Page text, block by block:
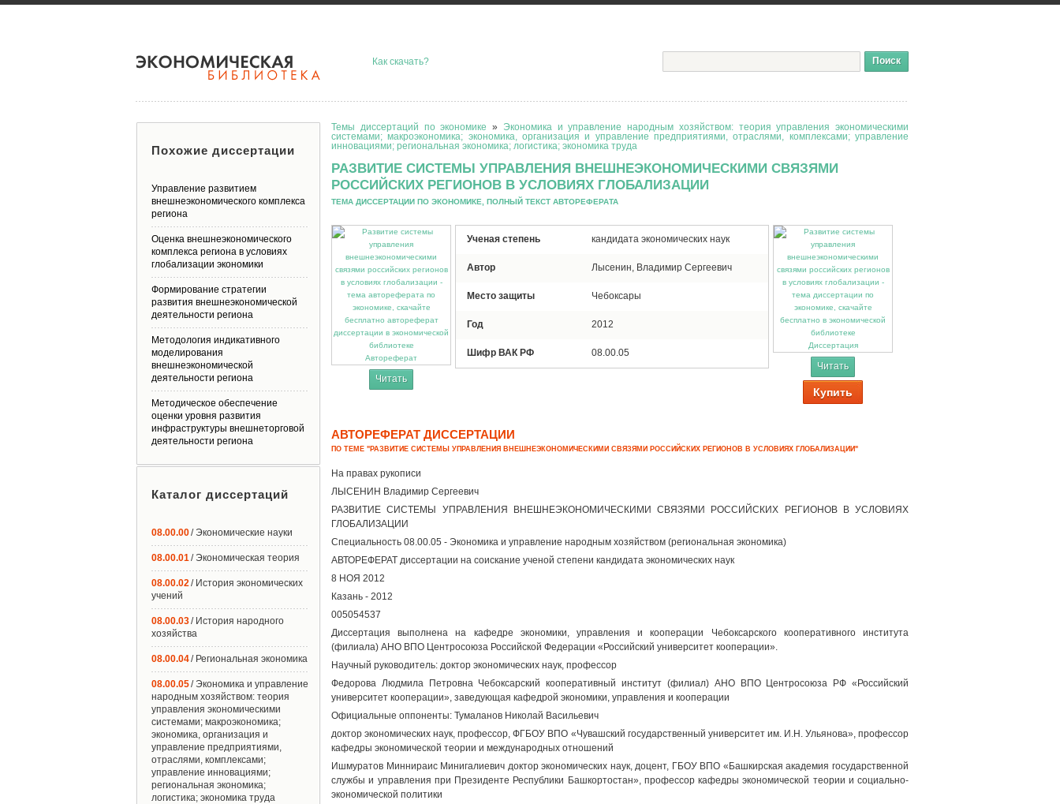
Как скачать?
Темы диссертаций по экономике » Экономика и управление народным хозяйством: теория управления экономическими
системами; макроэкономика; экономика, организация и управление предприятиями, отраслями, комплексами; управление
инновациями; региональная экономика; логистика; экономика труда
РАЗВИТИЕ СИСТЕМЫ УПРАВЛЕНИЯ ВНЕШНЕЭКОНОМИЧЕСКИМИ СВЯЗЯМИ
РОССИЙСКИХ РЕГИОНОВ В УСЛОВИЯХ ГЛОБАЛИЗАЦИИ
ТЕМА ДИССЕРТАЦИИ ПО ЭКОНОМИКЕ, ПОЛНЫЙ ТЕКСТ АВТОРЕФЕРАТА
Автореферат
Читать
Ученая степень кандидата экономических наук
Автор Лысенин, Владимир Сергеевич
Место защиты Чебоксары
Год 2012
Шифр ВАК РФ 08.00.05
Диссертация
Читать
Купить
АВТОРЕФЕРАТ ДИССЕРТАЦИИ
ПО ТЕМЕ "РАЗВИТИЕ СИСТЕМЫ УПРАВЛЕНИЯ ВНЕШНЕЭКОНОМИЧЕСКИМИ СВЯЗЯМИ РОССИЙСКИХ РЕГИОНОВ В УСЛОВИЯХ ГЛОБАЛИЗАЦИИ"
На правах рукописи
ЛЫСЕНИН Владимир Сергеевич
РАЗВИТИЕ СИСТЕМЫ УПРАВЛЕНИЯ ВНЕШНЕЭКОНОМИЧЕСКИМИ СВЯЗЯМИ РОССИЙСКИХ РЕГИОНОВ В УСЛОВИЯХ
ГЛОБАЛИЗАЦИИ
Специальность 08.00.05 - Экономика и управление народным хозяйством (региональная экономика)
АВТОРЕФЕРАТ диссертации на соискание ученой степени кандидата экономических наук
8 НОЯ 2012
Казань - 2012
005054537
Диссертация выполнена на кафедре экономики, управления и кооперации Чебоксарского кооперативного института
(филиала) AHO ВПО Центросоюза Российской Федерации «Российский университет кооперации».
Научный руководитель: доктор экономических наук, профессор
Федорова Людмила Петровна Чебоксарский кооперативный институт (филиал) AHO ВПО Центросоюза РФ «Российский
университет кооперации», заведующая кафедрой экономики, управления и кооперации
Официальные оппоненты: Тумаланов Николай Васильевич
доктор экономических наук, профессор, ФГБОУ ВПО «Чувашский государственный университет им. И.Н. Ульянова», профессор
кафедры экономической теории и международных отношений
Ишмуратов Миннираис Минигалиевич доктор экономических наук, доцент, ГБОУ ВПО «Башкирская академия государственной
службы и управления при Президенте Республики Башкортостан», профессор кафедры экономической теории и социально-
экономической политики
Похожие диссертации
Управление развитием
внешнеэкономического комплекса
региона
Оценка внешнеэкономического
комплекса региона в условиях
глобализации экономики
Формирование стратегии
развития внешнеэкономической
деятельности региона
Методология индикативного
моделирования
внешнеэкономической
деятельности региона
Методическое обеспечение
оценки уровня развития
инфраструктуры внешнеторговой
деятельности региона
Каталог диссертаций
08.00.00/ Экономические науки
08.00.01/ Экономическая теория
08.00.02/ История экономических
учений
08.00.03/ История народного
хозяйства
08.00.04/ Региональная экономика
08.00.05/ Экономика и управление
народным хозяйством: теория
управления экономическими
системами; макроэкономика;
экономика, организация и
управление предприятиями,
отраслями, комплексами;
управление инновациями;
региональная экономика;
логистика; экономика труда